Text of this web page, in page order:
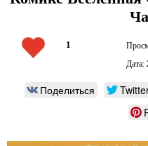
1
Дата:
Поделиться